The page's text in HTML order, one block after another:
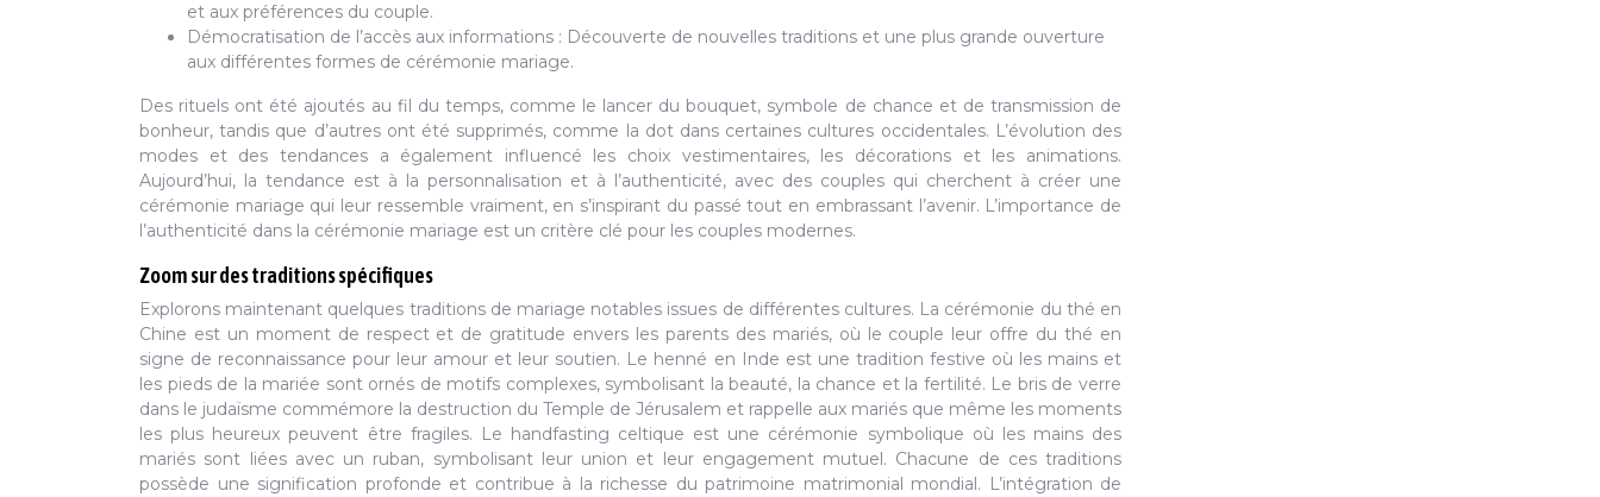
et aux préférences du couple.
Démocratisation de l’accès aux informations : Découverte de nouvelles traditions et une plus grande ouverture
aux différentes formes de cérémonie mariage.
Des rituels ont été ajoutés au fil du temps, comme le lancer du bouquet, symbole de chance et de transmission de
bonheur, tandis que d’autres ont été supprimés, comme la dot dans certaines cultures occidentales. L’évolution des
modes et des tendances a également influencé les choix vestimentaires, les décorations et les animations.
Aujourd’hui, la tendance est à la personnalisation et à l’authenticité, avec des couples qui cherchent à créer une
cérémonie mariage qui leur ressemble vraiment, en s’inspirant du passé tout en embrassant l’avenir. L’importance de
l’authenticité dans la cérémonie mariage est un critère clé pour les couples modernes.
Zoom sur des traditions spécifiques
Explorons maintenant quelques traditions de mariage notables issues de différentes cultures. La cérémonie du thé en
Chine est un moment de respect et de gratitude envers les parents des mariés, où le couple leur offre du thé en
signe de reconnaissance pour leur amour et leur soutien. Le henné en Inde est une tradition festive où les mains et
les pieds de la mariée sont ornés de motifs complexes, symbolisant la beauté, la chance et la fertilité. Le bris de verre
dans le judaïsme commémore la destruction du Temple de Jérusalem et rappelle aux mariés que même les moments
les plus heureux peuvent être fragiles. Le handfasting celtique est une cérémonie symbolique où les mains des
mariés sont liées avec un ruban, symbolisant leur union et leur engagement mutuel. Chacune de ces traditions
possède une signification profonde et contribue à la richesse du patrimoine matrimonial mondial. L’intégration de